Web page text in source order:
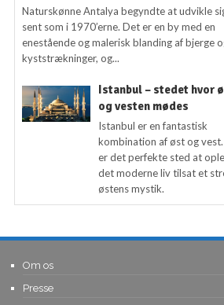
Naturskønne Antalya begyndte at udvikle
sent som i 1970’erne. Det er en by med en
enestående og malerisk blanding af bjerge
kyststrækninger, og...
Istanbul – stedet hvor
og vesten mødes
Istanbul er en fantastisk
kombination af øst og
er det perfekte sted at
det moderne liv tilsat et
østens mystik.
Om os
Presse